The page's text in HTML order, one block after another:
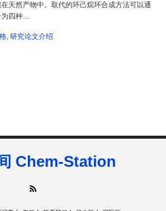
天然产物中。取代的环己烷环合成方法可以通
为四种…
, 研究论文介绍
Chem-Station